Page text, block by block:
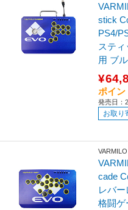
stick
PS4/
ステ
用 ブ
ポイン
発売日：
お取り
VARMILO
cade
レバ
格闘ゲ